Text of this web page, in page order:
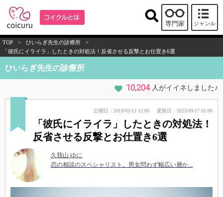
ジャンル
専門家
TOP > ひいらぎ先生の診療所
>
「彼氏にイライラ」したときの対処法！反省させる反撃とお仕置き6選
ひいらぎ先生の診療所
10,204 人がイイネしました♪
公開日：2019/05/12 12:00 更新日：2023/09/17 02:00
「彼氏にイライラ」したときの対処法！
反省させる反撃とお仕置き6選
久我山 ゆに
恋の相談のスペシャリスト。男女問わず幅広い層か...